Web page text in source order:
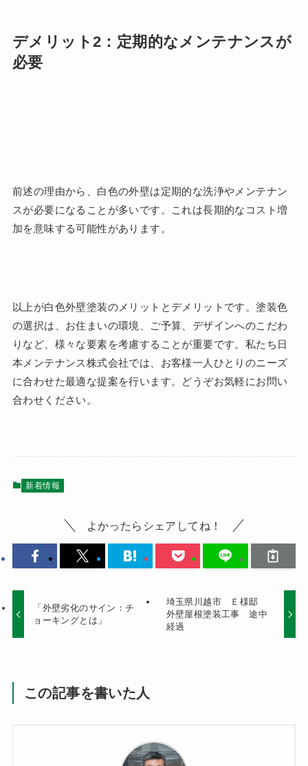
デメリット2：定期的なメンテナンスが
必要
前述の理由から、白色の外壁は定期的な洗浄やメンテナン
スが必要になることが多いです。これは長期的なコスト増
加を意味する可能性があります。
以上が白色外壁塗装のメリットとデメリットです。塗装色
の選択は、お住まいの環境、ご予算、デザインへのこだわ
りなど、様々な要素を考慮することが重要です。私たち日
本メンテナンス株式会社では、お客様一人ひとりのニーズ
に合わせた最適な提案を行います。どうぞお気軽にお問い
合わせください。
新着情報
よかったらシェアしてね！
「外壁劣化のサイン：チ
ョーキングとは」
埼玉県川越市 Ｅ様邸
外壁屋根塗装工事 途中
経過
この記事を書いた人